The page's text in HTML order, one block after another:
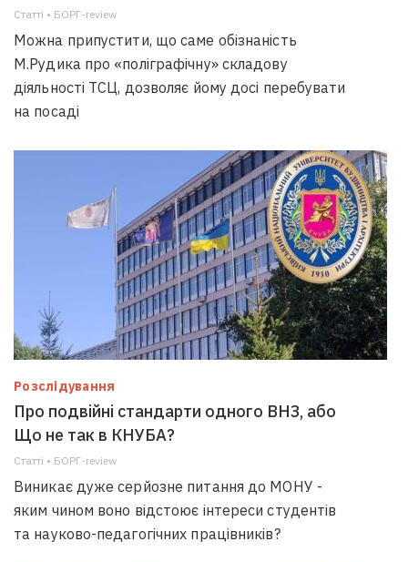
Статті • БОРГ-review
Можна припустити, що саме обізнаність
М.Рудика про «поліграфічну» складову
діяльності ТСЦ, дозволяє йому досі перебувати
на посаді
Розслідування
Про подвійні стандарти одного ВНЗ, або
Що не так в КНУБА?
Статті • БОРГ-review
Виникає дуже серйозне питання до МОНУ -
яким чином воно відстоює інтереси студентів
та науково-педагогічних працівників?